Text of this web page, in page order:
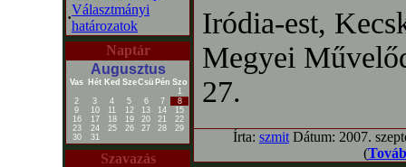
·
Választmányi
határozatok
Naptár
Augusztus
Vas Hét Ked SzeCsü Pén Szo
1
2
3 4 5 6 7
8
9
10 11 12 13 14
15
16
17 18 19 20 21
22
23
24 25 26 27 28
29
30
31
Szavazás
Iródia-est,
Megyei
27.
Írta: szmit Dátum: 2007.
(